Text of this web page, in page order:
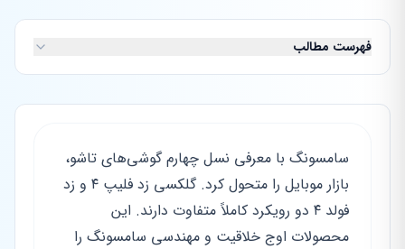
فهرست مطالب
سامسونگ با معرفی نسل چهارم گوشی‌های تاشو،
بازار موبایل را متحول کرد. گلکسی زد فلیپ ۴ و زد
فولد ۴ دو رویکرد کاملاً متفاوت دارند. این
محصولات اوج خلاقیت و مهندسی سامسونگ را